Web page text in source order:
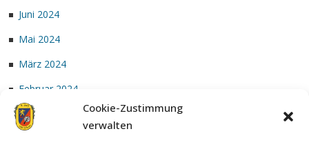
Cookie-Zustimmung
verwalten
Juni 2024
Mai 2024
März 2024
Februar 2024
Januar 2024